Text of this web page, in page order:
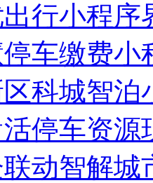
行小程序
车缴费小
科城智泊
停车资源
动智解城